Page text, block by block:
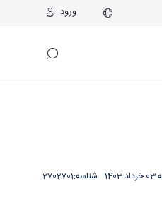
ورود
2702701شناسه: